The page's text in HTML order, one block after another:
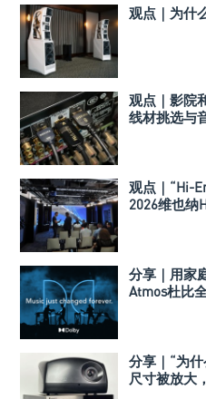
观点｜为什
观点｜影院
线材挑选与
观点｜“Hi-
2026维也纳
分享｜用家
Atmos杜比
分享｜“为
尺寸被放大